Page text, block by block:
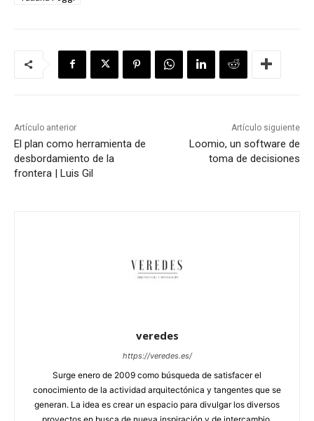
Artículo anterior
El plan como herramienta de
desbordamiento de la
frontera | Luis Gil
Artículo siguiente
Loomio, un software de
toma de decisiones
veredes
https://veredes.es/
Surge enero de 2009 como búsqueda de satisfacer el
conocimiento de la actividad arquitectónica y tangentes que se
generan. La idea es crear un espacio para divulgar los diversos